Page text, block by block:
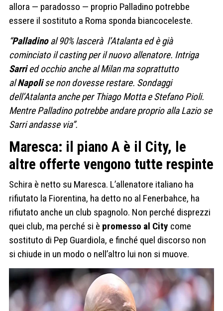
allora — paradosso — proprio Palladino potrebbe
essere il sostituto a Roma sponda biancoceleste.
“Palladinoal 90% lascerà l’Atalanta ed è già
cominciato il casting per il nuovo allenatore. Intriga
Sarried occhio anche al Milan ma soprattutto
alNapolise non dovesse restare. Sondaggi
dell’Atalanta anche per Thiago Motta e Stefano Pioli.
Mentre Palladino potrebbe andare proprio alla Lazio se
Sarri andasse via”.
Maresca: il piano A è il City, le
altre offerte vengono tutte respinte
Schira è netto su Maresca. L’allenatore italiano ha
rifiutato la Fiorentina, ha detto no al Fenerbahce, ha
rifiutato anche un club spagnolo. Non perché disprezzi
quei club, ma perché si è promesso al City come
sostituto di Pep Guardiola, e finché quel discorso non
si chiude in un modo o nell’altro lui non si muove.